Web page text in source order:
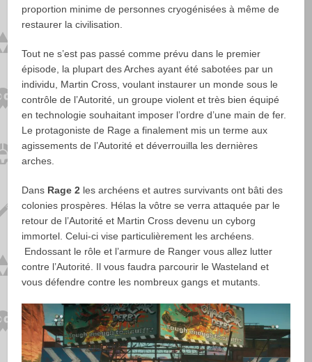
proportion minime de personnes cryogénisées à même de
restaurer la civilisation.
Tout ne s’est pas passé comme prévu dans le premier
épisode, la plupart des Arches ayant été sabotées par un
individu, Martin Cross, voulant instaurer un monde sous le
contrôle de l’Autorité, un groupe violent et très bien équipé
en technologie souhaitant imposer l’ordre d’une main de fer.
Le protagoniste de Rage a finalement mis un terme aux
agissements de l’Autorité et déverrouilla les dernières
arches.
Dans Rage 2 les archéens et autres survivants ont bâti des
colonies prospères. Hélas la vôtre se verra attaquée par le
retour de l’Autorité et Martin Cross devenu un cyborg
immortel. Celui-ci vise particulièrement les archéens.
Endossant le rôle et l’armure de Ranger vous allez lutter
contre l’Autorité. Il vous faudra parcourir le Wasteland et
vous défendre contre les nombreux gangs et mutants.